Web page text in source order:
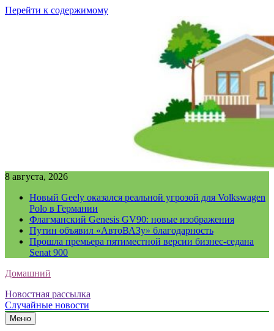
Перейти к содержимому
8 августа, 2026
Новый Geely оказался реальной угрозой для Volkswagen
Polo в Германии
Флагманский Genesis GV90: новые изображения
Путин объявил «АвтоВАЗу» благодарность
Прошла премьера пятиместной версии бизнес-седана
Senat 900
Домашний
Новостная рассылка
Случайные новости
Меню